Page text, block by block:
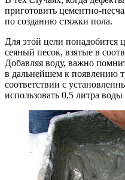
приготовить цементно-
по созданию стяжки пола.
Для этой цели
сеяный песок, взятые в
Добавляя воду, важно
в дальнейшем к появлению
соответствии с
использовать 0,5 литра